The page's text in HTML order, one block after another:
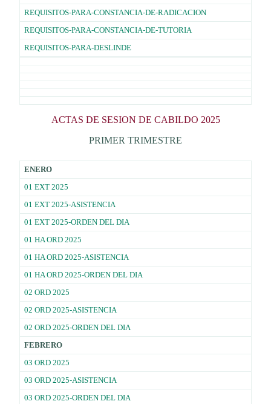
REQUISITOS-PARA-CONSTANCIA-DE-RADICACION
REQUISITOS-PARA-CONSTANCIA-DE-TUTORIA
REQUISITOS-PARA-DESLINDE
ACTAS DE SESION DE CABILDO 2025
PRIMER TRIMESTRE
ENERO
01 EXT 2025
01 EXT 2025-ASISTENCIA
01 EXT 2025-ORDEN DEL DIA
01 HA ORD 2025
01 HA ORD 2025-ASISTENCIA
01 HA ORD 2025-ORDEN DEL DIA
02 ORD 2025
02 ORD 2025-ASISTENCIA
02 ORD 2025-ORDEN DEL DIA
FEBRERO
03 ORD 2025
03 ORD 2025-ASISTENCIA
03 ORD 2025-ORDEN DEL DIA